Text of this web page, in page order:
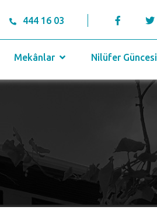
444 16 03
Mekânlar Nilüfer Güncesi